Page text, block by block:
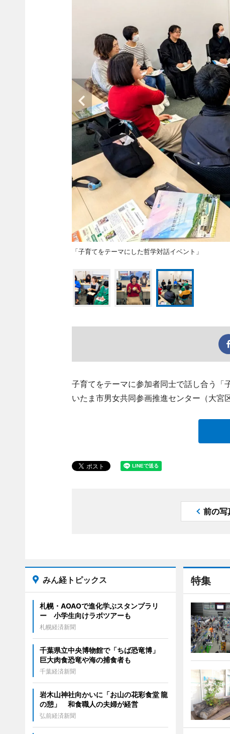
「子育てをテーマにした哲学対話イベント」
子育てをテーマに参加者同士で話し合う「
いたま市男女共同参画推進センター（大宮
前の写
特集
みん経トピックス
札幌・AOAOで進化学ぶスタンプラリ
ー 小学生向けラボツアーも
札幌経済新聞
千葉県立中央博物館で「ちば恐竜博」
巨大肉食恐竜や海の捕食者も
千葉経済新聞
岩木山神社向かいに「お山の花彩食堂 龍
の憩」 和食職人の夫婦が経営
弘前経済新聞